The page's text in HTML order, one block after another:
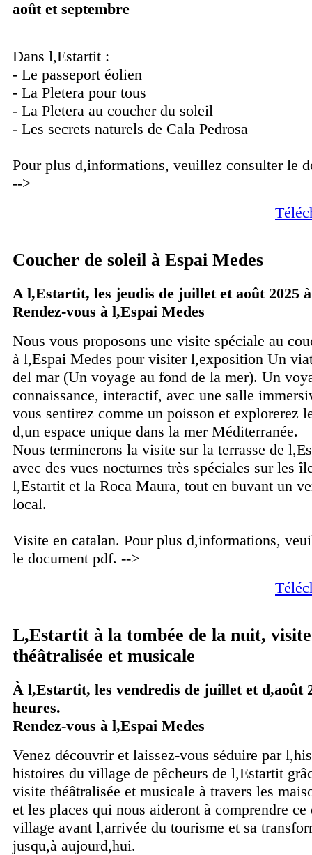
août et septembre
Dans l,Estartit :
- Le passeport éolien
- La Pletera pour tous
- La Pletera au coucher du soleil
- Les secrets naturels de Cala Pedrosa
Pour plus d,informations, veuillez consulter le
-->
Coucher de soleil à Espai Medes
A l,Estartit, les jeudis de juillet et août 2025
Rendez-vous à l,Espai Medes
Nous vous proposons une visite spéciale au
à l,Espai Medes pour visiter l,exposition Un
del mar (Un voyage au fond de la mer). Un
connaissance, interactif, avec une salle
vous sentirez comme un poisson et explorerez
d,un espace unique dans la mer Méditerranée.
Nous terminerons la visite sur la terrasse de
avec des vues nocturnes très spéciales sur les
l,Estartit et la Roca Maura, tout en buvant un
local.
Visite en catalan. Pour plus d,informations,
le document pdf. -->
L,Estartit à la tombée de la nuit,
théâtralisée et musicale
À l,Estartit, les vendredis de juillet et d,août
heures.
Rendez-vous à l,Espai Medes
Venez découvrir et laissez-vous séduire par
histoires du village de pêcheurs de l,Estartit
visite théâtralisée et musicale à travers les
et les places qui nous aideront à comprendre
village avant l,arrivée du tourisme et sa
jusqu,à aujourd,hui.